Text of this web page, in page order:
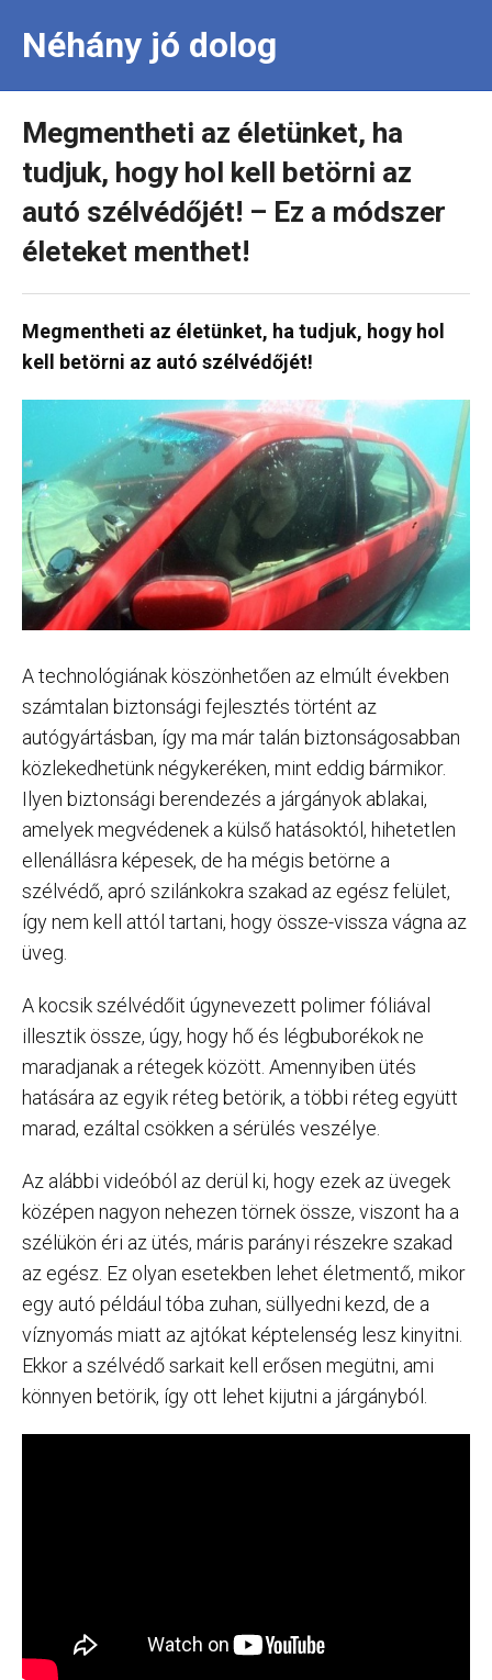
Néhány jó dolog
Megmentheti az életünket, ha
tudjuk, hogy hol kell betörni az
autó szélvédőjét! – Ez a módszer
életeket menthet!
Megmentheti az életünket, ha tudjuk, hogy hol
kell betörni az autó szélvédőjét!
A technológiának köszönhetően az elmúlt években
számtalan biztonsági fejlesztés történt az
autógyártásban, így ma már talán biztonságosabban
közlekedhetünk négykeréken, mint eddig bármikor.
Ilyen biztonsági berendezés a járgányok ablakai,
amelyek megvédenek a külső hatásoktól, hihetetlen
ellenállásra képesek, de ha mégis betörne a
szélvédő, apró szilánkokra szakad az egész felület,
így nem kell attól tartani, hogy össze-vissza vágna az
üveg.
A kocsik szélvédőit úgynevezett polimer fóliával
illesztik össze, úgy, hogy hő és légbuborékok ne
maradjanak a rétegek között. Amennyiben ütés
hatására az egyik réteg betörik, a többi réteg együtt
marad, ezáltal csökken a sérülés veszélye.
Az alábbi videóból az derül ki, hogy ezek az üvegek
középen nagyon nehezen törnek össze, viszont ha a
szélükön éri az ütés, máris parányi részekre szakad
az egész. Ez olyan esetekben lehet életmentő, mikor
egy autó például tóba zuhan, süllyedni kezd, de a
víznyomás miatt az ajtókat képtelenség lesz kinyitni.
Ekkor a szélvédő sarkait kell erősen megütni, ami
könnyen betörik, így ott lehet kijutni a járgányból.